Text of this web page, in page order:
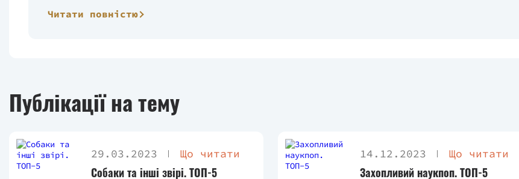
літературу, розмови з дослідниками і власний досвід спілкування з
на Землі, нагадуючи, що людина — просто ще одна форма життя, до того
ж, можливо, не найрозумніша. Цю першість Сай Монтгомері без вагань
Читати повністю
Публікації на тему
29.03.2023 Що читати
Собаки та інші звірі. ТОП-5
14.12.2023 Що читати
Захопливий наукпоп. ТОП-5